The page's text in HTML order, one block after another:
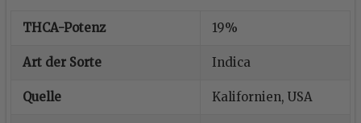
THCA-Potenz 19%
Art der Sorte Indica
Quelle Kalifornien, USA